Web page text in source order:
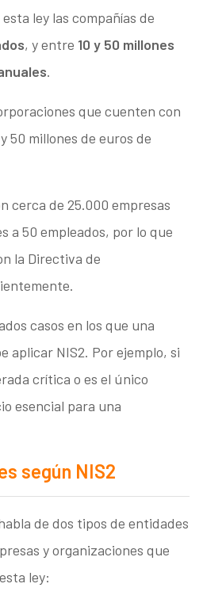
ley las compañías de
, y entre10 y 50 millones
.
que cuenten con
50 millones de euros de
cerca de 25.000 empresas
a 50 empleados, por lo que
la Directiva de
casos en los que una
aplicar NIS2. Por ejemplo, si
crítica o es el único
esencial para una
según NIS2
de dos tipos de entidades
y organizaciones que
ley: